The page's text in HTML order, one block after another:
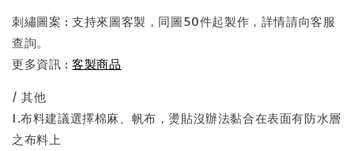
刺繡圖案 : 支持來圖客製，同圖50件起製作，詳情請向客服
查詢。
更多資訊 :客製商品
/ 其他
1.布料建議選擇棉麻、帆布，燙貼沒辦法黏合在表面有防水層
之布料上